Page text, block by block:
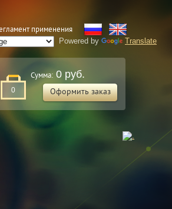
применения
Powered by Translate
0
Сумма: 0 руб.
Оформить заказ